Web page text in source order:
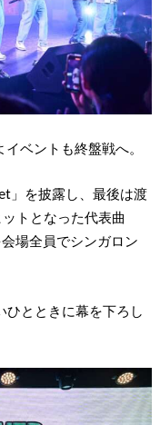
ベントも終盤戦へ。
」を披露し、最後は渡
トとなった代表曲
場全員でシンガロン
ひとときに幕を下ろし